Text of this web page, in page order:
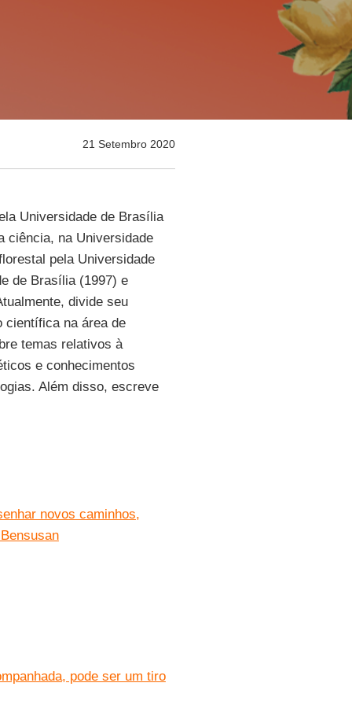
21 Setembro 2020
Universidade de Brasília
ciência, na Universidade
pela Universidade
de Brasília (1997) e
divide seu
científica na área de
temas relativos à
e conhecimentos
Além disso, escreve
novos caminhos,
pode ser um tiro